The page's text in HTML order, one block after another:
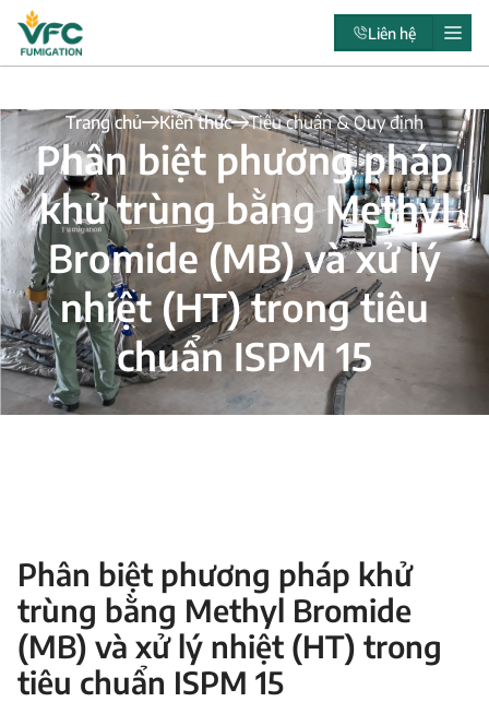
Liên hệ
Trang chủ Kiến thức Tiêu chuẩn & Quy định
Phân biệt phương pháp
khử trùng bằng Methyl
Bromide (MB) và xử lý
nhiệt (HT) trong tiêu
chuẩn ISPM 15
Phân biệt phương pháp khử
trùng bằng Methyl Bromide
(MB) và xử lý nhiệt (HT) trong
tiêu chuẩn ISPM 15